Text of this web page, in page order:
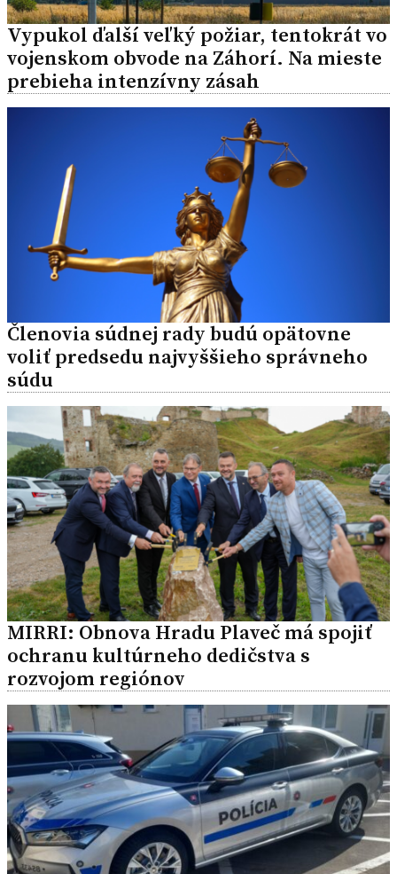
Vypukol ďalší veľký požiar, tentokrát vo
vojenskom obvode na Záhorí. Na mieste
prebieha intenzívny zásah
Členovia súdnej rady budú opätovne
voliť predsedu najvyššieho správneho
súdu
MIRRI: Obnova Hradu Plaveč má spojiť
ochranu kultúrneho dedičstva s
rozvojom regiónov